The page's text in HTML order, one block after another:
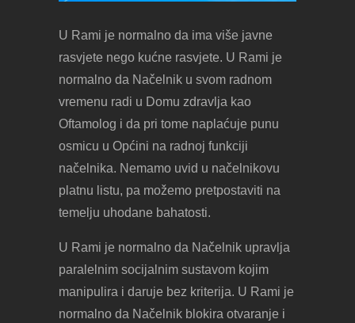
U Rami je normalno da ima više javne
rasvjete nego kućne rasvjete. U Rami je
normalno da Načelnik u svom radnom
vremenu radi u Domu zdravlja kao
Oftamolog i da pri tome naplaćuje punu
osmicu u Općini na radnoj funkciji
načelnika. Nemamo uvid u načelnikovu
platnu listu, pa možemo pretpostaviti na
temelju uhodane bahatosti.
U Rami je normalno da Načelnik upravlja
paralelnim socijalnim sustavom kojim
manipulira i daruje bez kriterija. U Rami je
normalno da Načelnik blokira otvaranje i